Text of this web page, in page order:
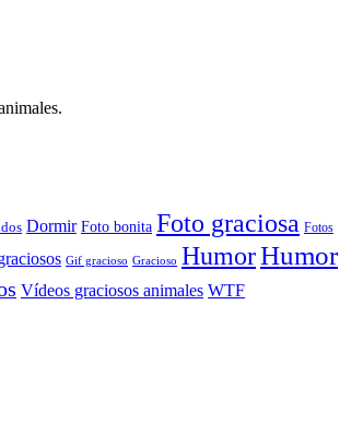
Dormir Foto bonita Foto graciosa Fotos
Gif gracioso Gracioso HumorHumor
Vídeos graciosos animales WTF